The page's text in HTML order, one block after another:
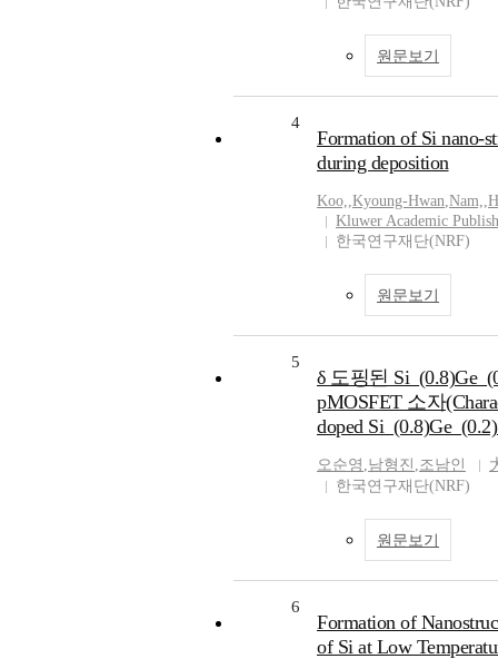
원문보기
4
Formation of Si nano-
during deposition
Koo,,Kyoung-Hwan,Nam,,
Kluwer Academic
한국연구재단(NRF)
원문보기
5
δ 도핑된
pMOSFET 소자
doped
오순영 ,남형진 ,조남인
한국연구재단(NRF)
원문보기
6
Formation of
of Si at Low